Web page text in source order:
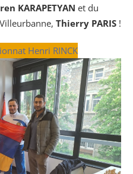
KARAPETYAN et du
Thierry PARIS !
Henri RINCK